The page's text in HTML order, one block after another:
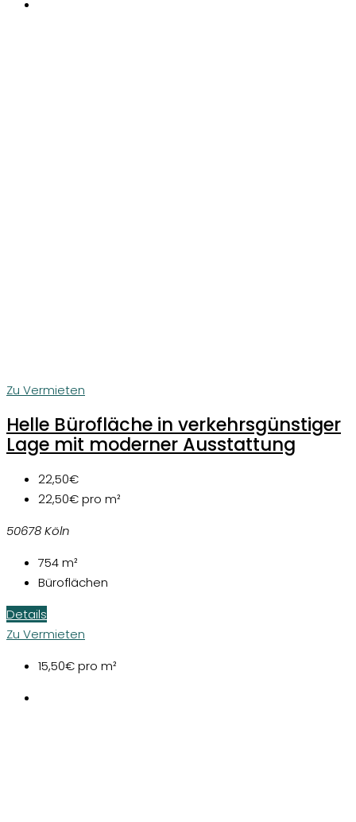
Zu Vermieten
Helle Bürofläche in verkehrsgünstiger
Lage mit moderner Ausstattung
22,50€
22,50€pro m²
50678 Köln
754m²
Büroflächen
Details
Zu Vermieten
15,50€pro m²